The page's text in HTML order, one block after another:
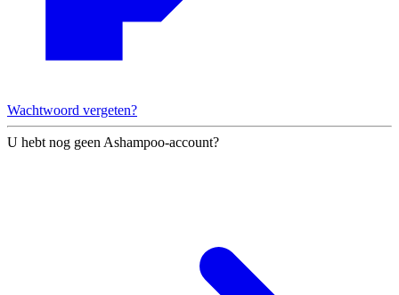
Wachtwoord vergeten?
U hebt nog geen Ashampoo-account?